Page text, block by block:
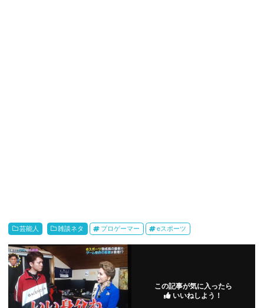
芸能人 雑談ネタ プロゲーマー eスポーツ
この記事が気に入ったら
いいねしよう！